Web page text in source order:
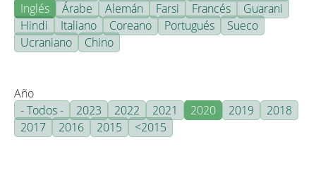
Inglés
Árabe Alemán Farsi Francés
Guarani
Hindi
Italiano Coreano Portugués
Sueco
Ucraniano
Chino
Año
- Todos -
2023 2022 2021 2020 2019
2018
2017
2016 2015 <2015